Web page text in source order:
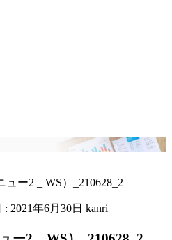
ー2 _ WS）_210628_2
: 2021年6月30日 kanri